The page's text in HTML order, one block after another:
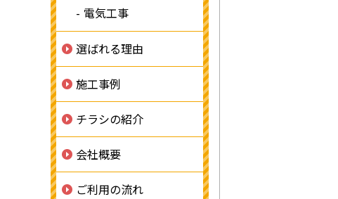
電気工事
選ばれる理由
施工事例
チラシの紹介
会社概要
ご利用の流れ